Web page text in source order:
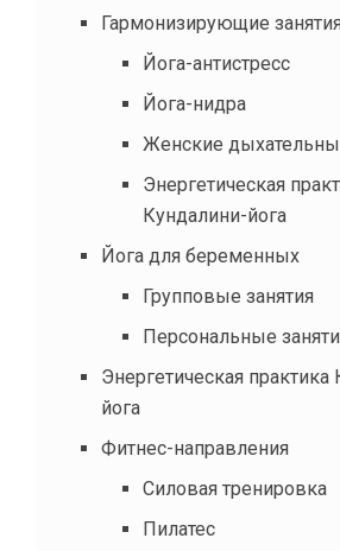
Гармонизирующие
Йога-антистресс
Йога-нидра
Женские
Энергетическая
Кундалини-йога
Йога для беременных
Групповые занятия
Персональные
Энергетическая практика
йога
Фитнес-направления
Силовая тренировка
Пилатес